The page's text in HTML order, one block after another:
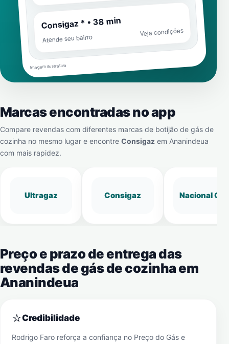
Consigaz * • 38 min
Atende seu bairro
Veja condições
Imagem ilustrativa
Marcas encontradas no app
Compare revendas com diferentes marcas de botijão de gás de
cozinha no mesmo lugar e encontre Consigaz em Ananindeua
com mais rapidez.
Ultragaz Consigaz Nacional Gás
Preço e prazo de entrega das
revendas de gás de cozinha em
Ananindeua
⭐Credibilidade
Rodrigo Faro reforça a confiança no Preço do Gás e